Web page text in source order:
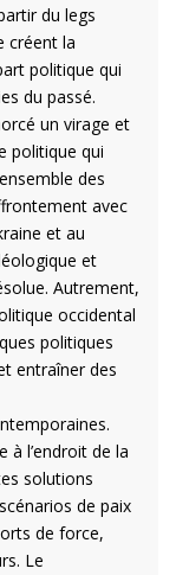
du legs
créent la
politique qui
du passé.
un virage et
politique qui
des
avec
et au
et
Autrement,
occidental
politiques
entraîner des
à l’endroit de la
solutions
de paix
de force,
Le